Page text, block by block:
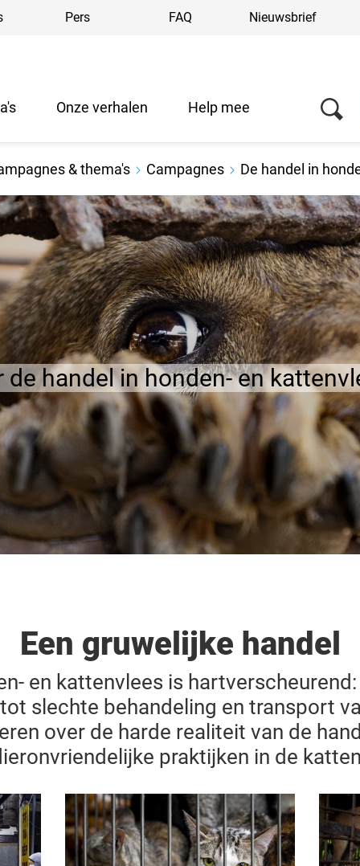
Pers FAQ Nieuwsbrief
Onze verhalen Help mee
Over ons& thema's Campagnes De handel in
handel in honden- en
Een gruwelijke handel
en kattenvlees is
slechte behandeling en transport
over de harde realiteit van de
praktijken in de